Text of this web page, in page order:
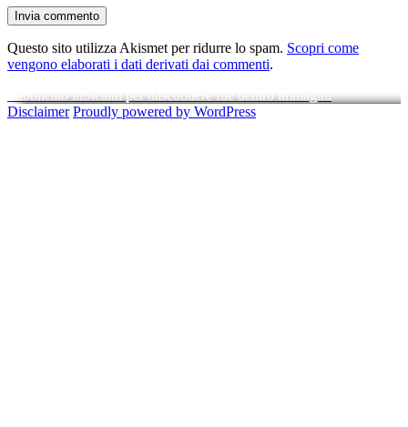
Questo sito utilizza Akismet per ridurre lo spam. Scopri come
vengono elaborati i dati derivati dai commenti.
Navigazione
articoli
Pubblicato inStealth per nascondere file dentro immagini
Disclaimer Proudly powered by WordPress